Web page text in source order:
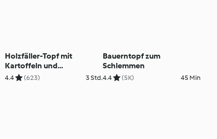
Holzfäller-Topf mit
Kartoffeln und
Champignons
4.4 (623) 3 Std.
Bauerntopf zum
Schlemmen
4.4 (5K) 45 Min